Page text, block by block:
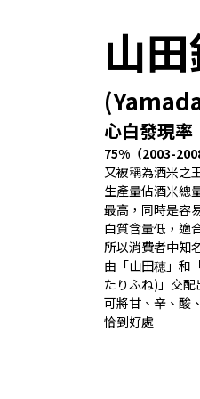
山
心白發現率
75%（2003-
又被稱為酒米之
生產量佔酒米總
最高，同時是容
白質含量低，適
所以消費者中知
由「山田穂」和
たりふね)」交配
可將甘、辛、酸
恰到好處